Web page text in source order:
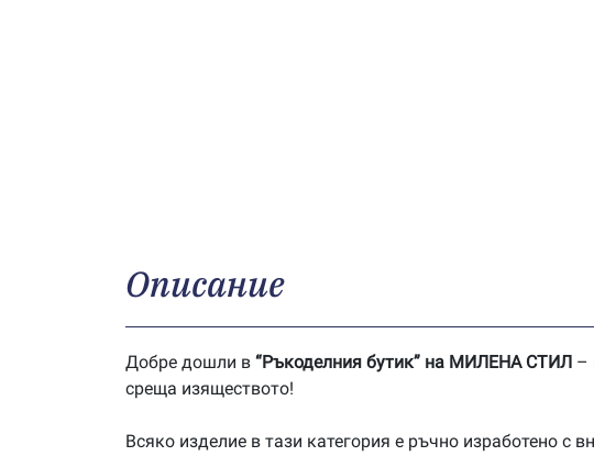
Описание
Добре дошли в “Ръкоделния бутик” на МИЛЕНА СТИЛ –
среща изяществото!
Всяко изделие в тази категория е ръчно изработено